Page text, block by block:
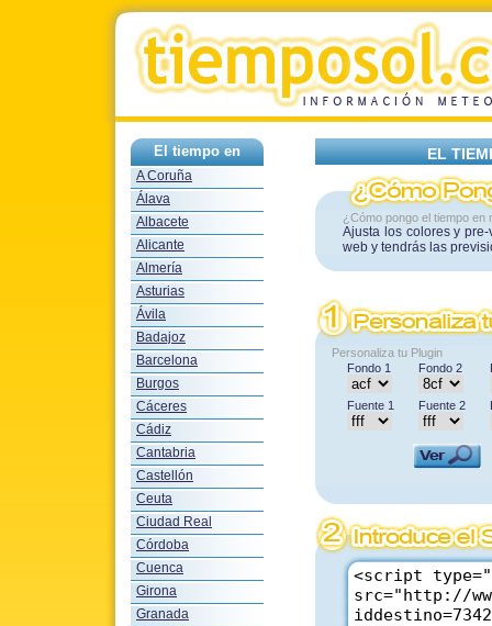
El tiempo en
A Coruña
Álava
Albacete
Alicante
Almería
Asturias
Ávila
Badajoz
Barcelona
Burgos
Cáceres
Cádiz
Cantabria
Castellón
Ceuta
Ciudad Real
Córdoba
Cuenca
Girona
Granada
EL
¿Cómo pongo el tiempo en
Ajusta los colores y
web y tendrás las
Personaliza tu Plugin
Fondo 1
Fondo 2
Fuente 1 Fuente 2